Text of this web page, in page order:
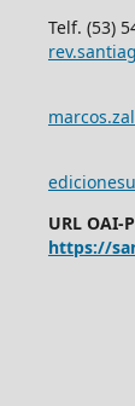
Telf.
URL OAI-
https://